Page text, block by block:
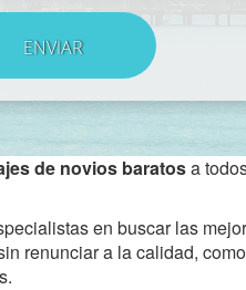
de novios baratosa
en buscar las
renunciar a la calidad,